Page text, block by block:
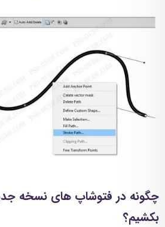
چگونه در فتوشاپ های نسخه
بکشیم؟